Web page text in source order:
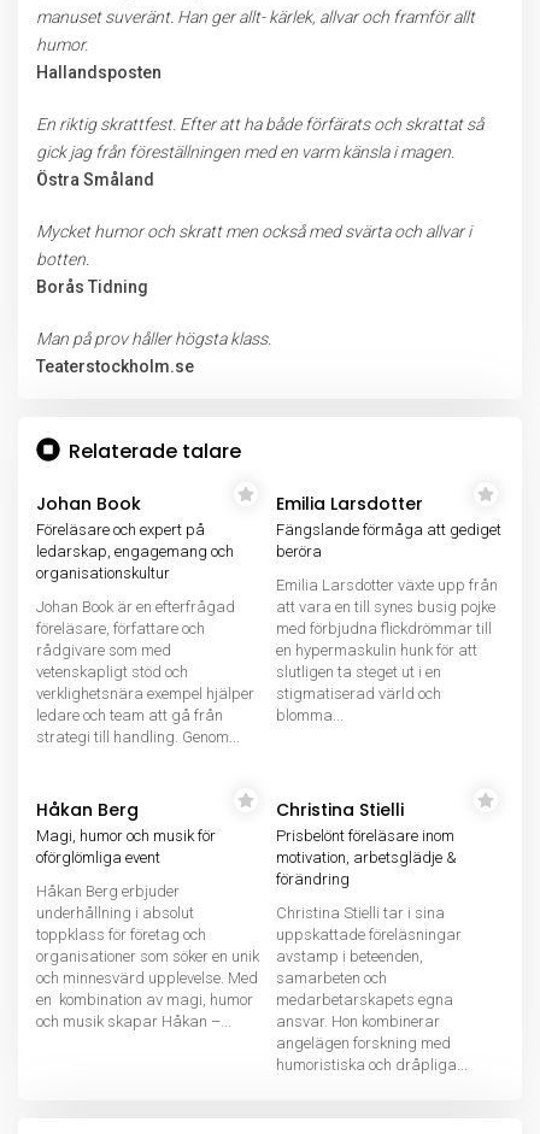
manuset suveränt. Han ger allt- kärlek, allvar och framför allt
humor.
Hallandsposten
En riktig skrattfest. Efter att ha både förfärats och skrattat så
gick jag från föreställningen med en varm känsla i magen.
Östra Småland
Mycket humor och skratt men också med svärta och allvar i
botten.
Borås Tidning
Man på prov håller högsta klass.
Teaterstockholm.se
Relaterade talare
Johan Book
Föreläsare och expert på
ledarskap, engagemang och
organisationskultur
Johan Book är en efterfrågad
föreläsare, författare och
rådgivare som med
vetenskapligt stöd och
verklighetsnära exempel hjälper
ledare och team att gå från
strategi till handling. Genom...
Emilia Larsdotter
Fängslande förmåga att gediget
beröra
Emilia Larsdotter växte upp från
att vara en till synes busig pojke
med förbjudna flickdrömmar till
en hypermaskulin hunk för att
slutligen ta steget ut i en
stigmatiserad värld och
blomma...
Håkan Berg
Magi, humor och musik för
oförglömliga event
Håkan Berg erbjuder
underhållning i absolut
toppklass för företag och
organisationer som söker en unik
och minnesvärd upplevelse. Med
en kombination av magi, humor
och musik skapar Håkan –...
Christina Stielli
Prisbelönt föreläsare inom
motivation, arbetsglädje &
förändring
Christina Stielli tar i sina
uppskattade föreläsningar
avstamp i beteenden,
samarbeten och
medarbetarskapets egna
ansvar. Hon kombinerar
angelägen forskning med
humoristiska och dråpliga...